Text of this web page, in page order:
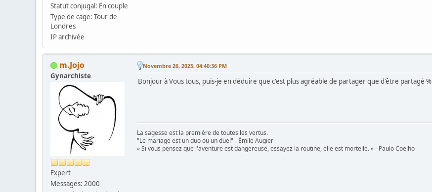
Statut conjugal: En couple
Type de cage: Tour de
Londres
IP archivée
m.Jojo
Gynarchiste
Expert
Messages: 2000
Novembre 26, 2025, 04:40:36 PM
Bonjour à Vous tous, puis-je en déduire que c'est plus agréable de partager que d'être partagé %
La sagesse est la première de toutes les vertus.
"Le mariage est un duo ou un duel" - Émile Augier
« Si vous pensez que l'aventure est dangereuse, essayez la routine, elle est mortelle. » - Paulo Coelho